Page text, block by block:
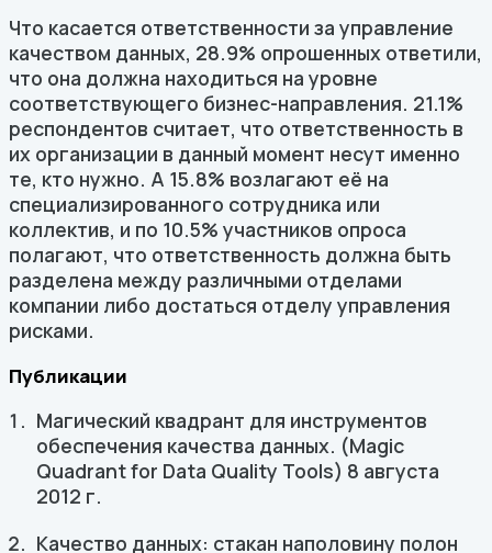
Что касается ответственности за управление
качеством данных, 28.9% опрошенных ответили,
что она должна находиться на уровне
соответствующего бизнес-направления. 21.1%
респондентов считает, что ответственность в
их организации в данный момент несут именно
те, кто нужно. А 15.8% возлагают её на
специализированного сотрудника или
коллектив, и по 10.5% участников опроса
полагают, что ответственность должна быть
разделена между различными отделами
компании либо достаться отделу управления
рисками.
Публикации
Магический квадрант для инструментов
обеспечения качества данных. (Magic
Quadrant for Data Quality Tools) 8 августа
2012 г.
Качество данных: стакан наполовину полон